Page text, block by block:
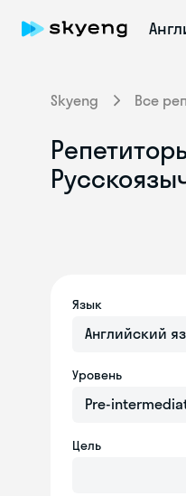
Skyeng Все
Язык
Английский
Уровень
Pre-
Цель